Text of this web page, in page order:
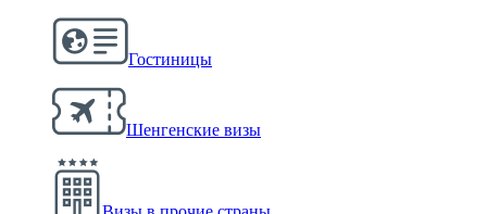
Гостиницы
Шенгенские визы